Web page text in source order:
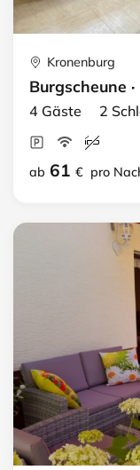
Kronenburg
Burgscheune
4 Gäste 2
ab 61 € pro